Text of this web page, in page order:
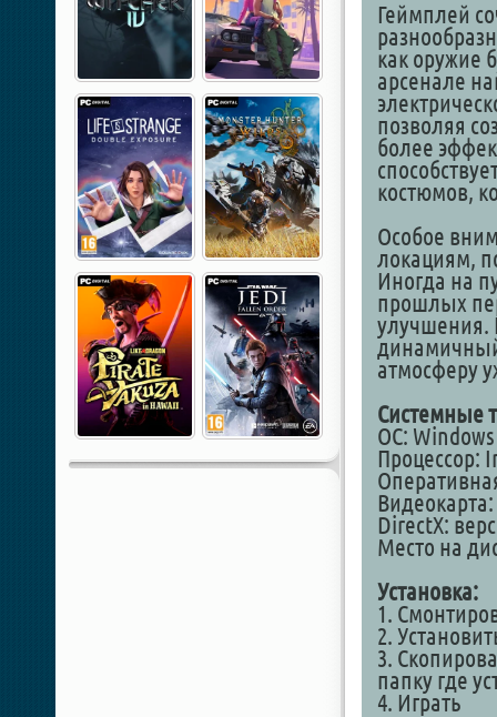
Геймплей
как оружие
арсенале
позволяя
более
костюмов,
Особое
локациям,
Иногда на
прошлых
улучшения.
динамичный
атмосферу
Системные
ОС: Windows
Процессор:
DirectX:
Место на
Установка:
1.
2.
3.
папку где
4. Играть